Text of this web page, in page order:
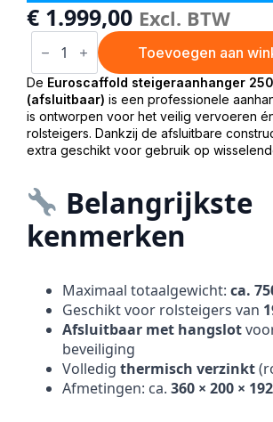
€ 1.999,00 Excl. BTW
Steigeraanhanger
250
afsluitbaar
aantal
Toevoegen aan
De Euroscaffold steigeraanhanger
(afsluitbaar) is een professionele
is ontworpen voor het veilig vervoeren
rolsteigers. Dankzij de afsluitbare
extra geschikt voor gebruik op
Belangrijkste
kenmerken
Maximaal totaalgewicht: ca.
Geschikt voor rolsteigers van
Afsluitbaar met hangslot
beveiliging
Volledig thermisch verzinkt
Afmetingen: ca. 360 × 200 ×